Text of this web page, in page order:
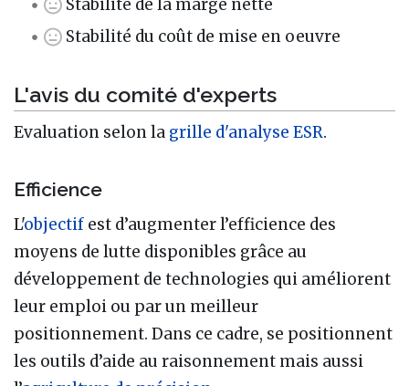
Stabilité de la marge nette
Stabilité du coût de mise en oeuvre
L'avis du comité d'experts
Evaluation selon la grille d'analyse ESR.
Efficience
L'objectif est d’augmenter l’efficience des
moyens de lutte disponibles grâce au
développement de technologies qui améliorent
leur emploi ou par un meilleur
positionnement. Dans ce cadre, se positionnent
les outils d’aide au raisonnement mais aussi